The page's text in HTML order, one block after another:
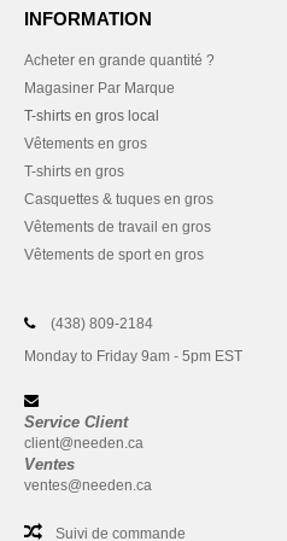
INFORMATION
Acheter en grande quantité ?
Magasiner Par Marque
T-shirts en gros local
Vêtements en gros
T-shirts en gros
Casquettes & tuques en gros
Vêtements de travail en gros
Vêtements de sport en gros
(438) 809-2184
Monday to Friday 9am - 5pm EST
Service Client
client@needen.ca
Ventes
ventes@needen.ca
Suivi de commande